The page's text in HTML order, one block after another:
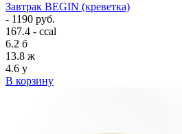
Завтрак BEGIN (креветка)
- 1190 руб.
167.4 - ccal
6.2 б
13.8 ж
4.6 у
В корзину